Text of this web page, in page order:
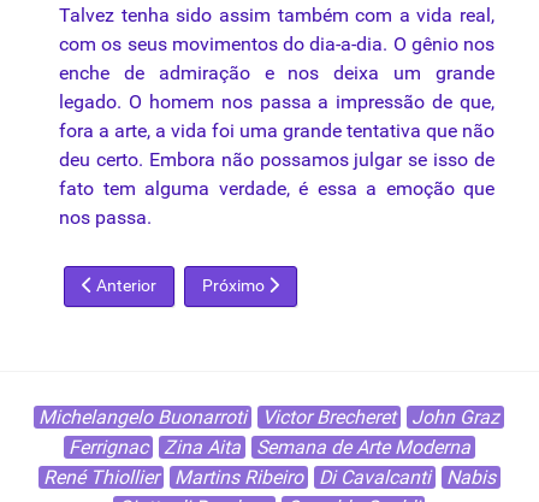
Talvez tenha sido assim também com a vida real,
com os seus movimentosdo dia-a-dia. O gênio nos
enche de admiração e nos deixa um grande
legado. O homem nos passa a impressão de que,
fora a arte, a vida foi uma grande tentativa que não
deu certo. Embora não possamos julgar se isso de
fato tem alguma verdade, é essa a emoção que
nos passa.
Artigo anterior: Ismael Nery
Anterior Próximo artigo: Joan Miró
Próximo
Michelangelo Buonarroti Victor Brecheret
John Graz
Ferrignac
Zina Aita
Semana de Arte Moderna
René Thiollier
Martins Ribeiro Di Cavalcanti
Nabis